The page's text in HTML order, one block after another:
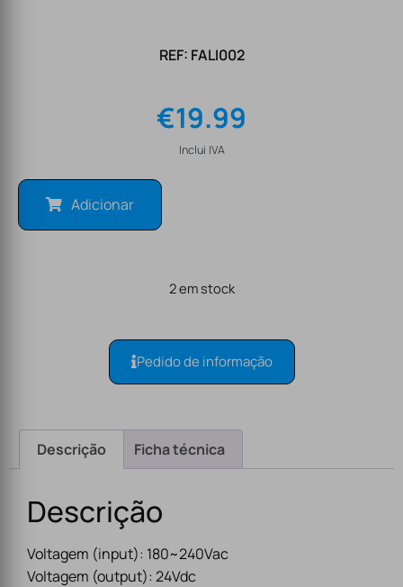
REF: FALI002
€19.99
Inclui IVA
Adicionar
2 em stock
Pedido de informação
Descrição Ficha técnica
Descrição
Voltagem (input): 180~240Vac
Voltagem (output): 24Vdc